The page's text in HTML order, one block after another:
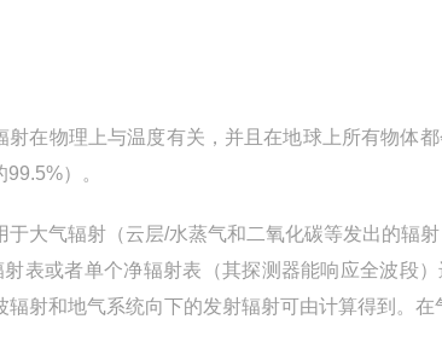
在物理上与温度有关，并且在地球上所有物体
）。
大气辐射（云层/水蒸气和二氧化碳等发出的辐
表或者单个净辐射表（其探测器能响应全波段
射和地气系统向下的发射辐射可由计算得到。在